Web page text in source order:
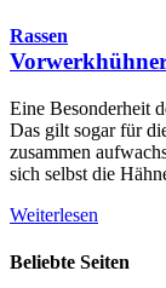
Rassen
Eine Besonderheit
Das gilt sogar für
zusammen
sich selbst die
Weiterlesen
Beliebte Seiten